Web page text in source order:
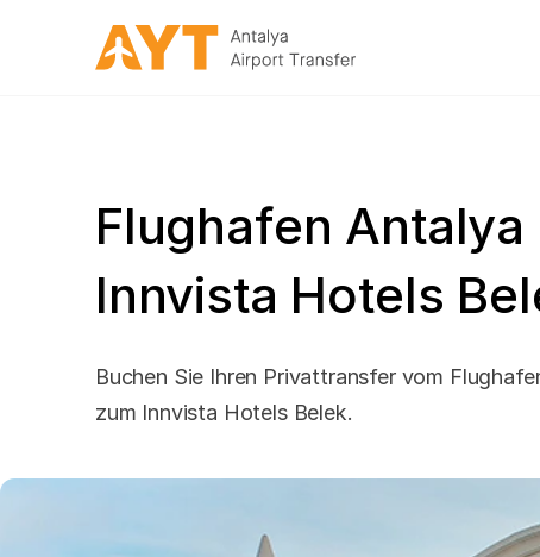
Flughafen Antalya
Innvista Hotels
Buchen Sie Ihren Privattransfer vom
zum Innvista Hotels Belek.